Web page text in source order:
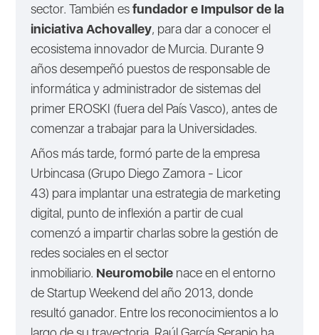
sector. También esfundador e Impulsor de la
iniciativa Achovalley, para dar a conocer el
ecosistema innovador de Murcia. Durante 9
años desempeñó puestos de responsable de
informática y administrador de sistemas del
primer EROSKI (fuera del País Vasco), antes de
comenzar a trabajar para la Universidades.
Años más tarde, formó parte de la empresa
Urbincasa (Grupo Diego Zamora - Licor
43) para implantar una estrategia de marketing
digital, punto de inflexión a partir de cual
comenzó a impartir charlas sobre la gestión de
redes sociales en el sector
inmobiliario. Neuromobile nace en el entorno
de Startup Weekend del año 2013, donde
resultó ganador. Entre los reconocimientos a lo